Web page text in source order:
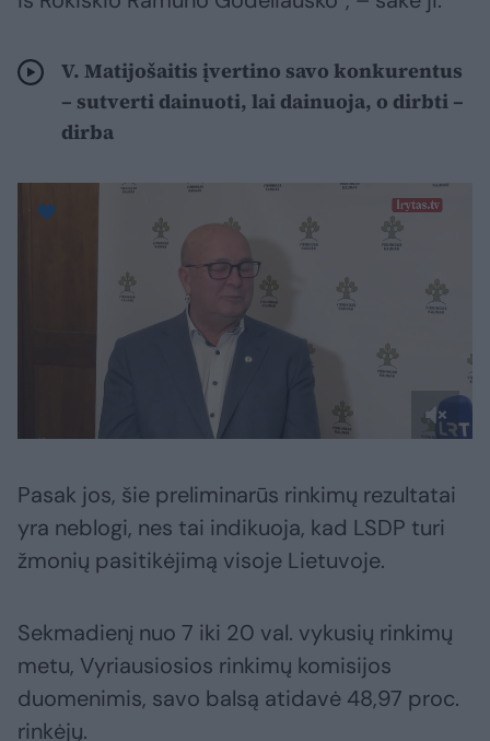
V. Matijošaitis įvertino savo konkurentus
– sutverti dainuoti, lai dainuoja, o dirbti –
dirba
Pasak jos, šie preliminarūs rinkimų rezultatai
yra neblogi, nes tai indikuoja, kad LSDP turi
žmonių pasitikėjimą visoje Lietuvoje.
Sekmadienį nuo 7 iki 20 val. vykusių rinkimų
metu, Vyriausiosios rinkimų komisijos
duomenimis, savo balsą atidavė 48,97 proc.
rinkėjų.